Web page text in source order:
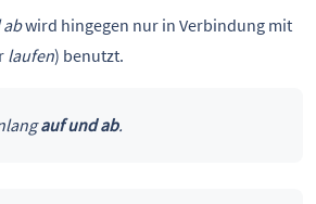
wird hingegen nur in Verbindung mit
laufen) benutzt.
auf und ab.